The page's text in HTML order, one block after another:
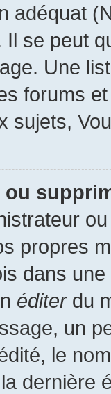
adéquat
se peut
Une
forums
sujets,
propres
dans
éditerdu
un
le
dernière